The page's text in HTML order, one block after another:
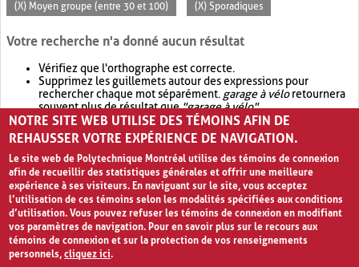
(X) Moyen groupe (entre 30 et 100) (X) Sporadiques
Votre recherche n'a donné aucun résultat
Vérifiez que l'orthographe est correcte.
Supprimez les guillemets autour des expressions pour
rechercher chaque mot séparément. garage à véloretournera
souvent plus de résultat que"garage à vélo".
Envisagez d'élargir votre recherche avec OR.garage OR vélo
retournera souvent plus de résultat quegarage à vélo
NOTRE SITE WEB UTILISE DES TÉMOINS AFIN DE
REHAUSSER VOTRE EXPÉRIENCE DE NAVIGATION.
Le site web de Polytechnique Montréal utilise des témoins de connexion
afin de recueillir des statistiques générales et offrir une meilleure
expérience à ses visiteurs. En naviguant sur le site, vous acceptez
l’utilisation de ces témoins selon les modalités spécifiées aux conditions
d’utilisation. Vous pouvez refuser les témoins de connexion en modifiant
vos paramètres de navigation. Pour en savoir plus sur le recours aux
témoins de connexion et sur la protection de vos renseignements
personnels,cliquez ici.